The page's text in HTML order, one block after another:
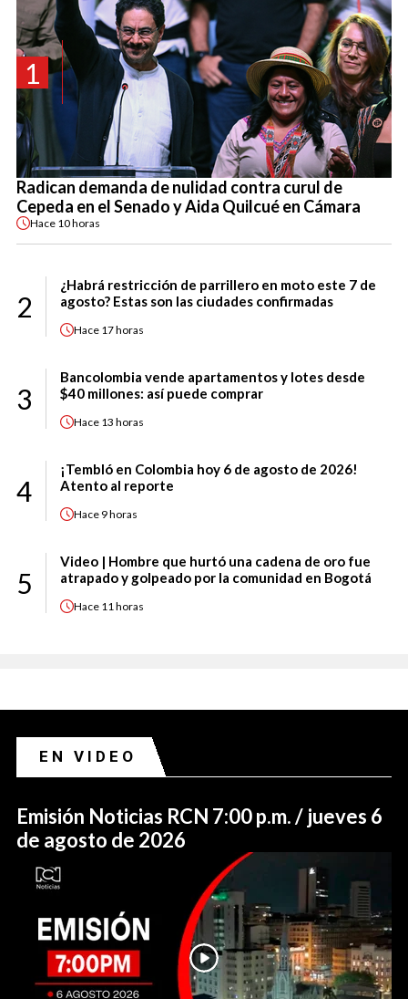
1
Radican demanda de nulidad contra curul de
Cepeda en el Senado y Aida Quilcué en Cámara
Hace 10 horas
2
¿Habrá restricción de parrillero en moto este 7 de
agosto? Estas son las ciudades confirmadas
Hace 17 horas
3
Bancolombia vende apartamentos y lotes desde
$40 millones: así puede comprar
Hace 13 horas
4
¡Tembló en Colombia hoy 6 de agosto de 2026!
Atento al reporte
Hace 9 horas
5
Video | Hombre que hurtó una cadena de oro fue
atrapado y golpeado por la comunidad en Bogotá
Hace 11 horas
EN VIDEO
Emisión Noticias RCN 7:00 p.m. / jueves 6
de agosto de 2026